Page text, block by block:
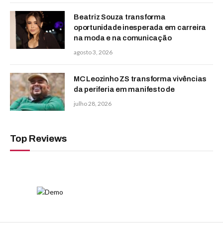
Beatriz Souza transforma
oportunidade inesperada em carreira
na moda e na comunicação
agosto 3, 2026
MC Leozinho ZS transforma vivências
da periferia em manifesto de
julho 28, 2026
Top Reviews